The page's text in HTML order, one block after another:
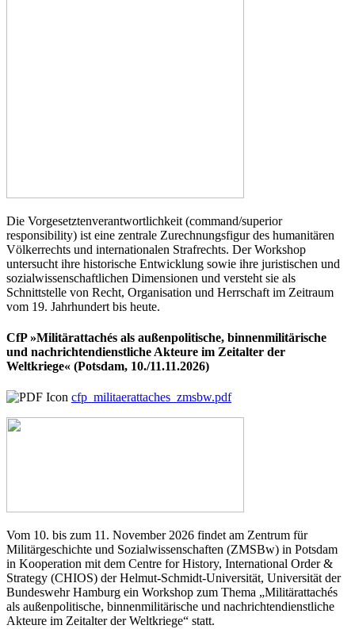
Die Vorgesetztenverantwortlichkeit (command/superior
responsibility) ist eine zentrale Zurechnungsfigur des humanitären
Völkerrechts und internationalen Strafrechts. Der Workshop
untersucht ihre historische Entwicklung sowie ihre juristischen und
sozialwissenschaftlichen Dimensionen und versteht sie als
Schnittstelle von Recht, Organisation und Herrschaft im Zeitraum
vom 19. Jahrhundert bis heute.
CfP »Militärattachés als außenpolitische, binnenmilitärische
und nachrichtendienstliche Akteure im Zeitalter der
Weltkriege« (Potsdam, 10./11.11.2026)
cfp_militaerattaches_zmsbw.pdf
Vom 10. bis zum 11. November 2026 findet am Zentrum für
Militärgeschichte und Sozialwissenschaften (ZMSBw) in Potsdam
in Kooperation mit dem Centre for History, International Order &
Strategy (CHIOS) der Helmut-Schmidt-Universität, Universität der
Bundeswehr Hamburg ein Workshop zum Thema „Militärattachés
als außenpolitische, binnenmilitärische und nachrichtendienstliche
Akteure im Zeitalter der Weltkriege“ statt.